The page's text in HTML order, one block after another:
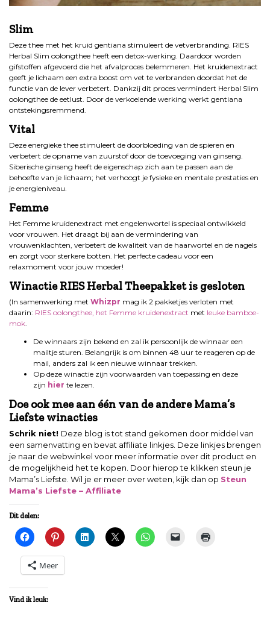
Slim
Deze thee met het kruid gentiana stimuleert de vetverbranding. RIES
Herbal Slim oolongthee heeft een detox-werking. Daardoor worden
gifstoffen afgevoerd die het afvalproces belemmeren. Het kruidenextract
geeft je lichaam een extra boost om vet te verbranden doordat het de
functie van de lever verbetert. Dankzij dit proces vermindert Herbal Slim
oolongthee de eetlust. Door de verkoelende werking werkt gentiana
ontstekingsremmend.
Vital
Deze energieke thee stimuleert de doorbloeding van de spieren en
verbetert de opname van zuurstof door de toevoeging van ginseng.
Siberische ginseng heeft de eigenschap zich aan te passen aan de
behoefte van je lichaam; het verhoogt je fysieke en mentale prestaties en
je energieniveau.
Femme
Het Femme kruidenextract met engelenwortel is speciaal ontwikkeld
voor vrouwen. Het draagt bij aan de vermindering van
vrouwenklachten, verbetert de kwaliteit van de haarwortel en de nagels
en zorgt voor sterkere botten. Het perfecte cadeau voor een
relaxmoment voor jouw moeder!
Winactie RIES Herbal Theepakket is gesloten
(In samenwerking met Whizpr mag ik 2 pakketjes verloten met
daarin: RIES oolongthee, het Femme kruidenextract met leuke bamboe-
mok.
De winnaars zijn bekend en zal ik persoonlijk de winnaar een
mailtje sturen. Belangrijk is om binnen 48 uur te reageren op de
mail, anders zal ik een nieuwe winnaar trekken.
Op deze winactie zijn voorwaarden van toepassing en deze
zijn hier te lezen.
Doe ook mee aan één van de andere Mama’s
Liefste winacties
Schrik niet! Deze blog is tot stand gekomen door middel van
een samenvatting en bevat affiliate linkjes. Deze linkjes brengen
je naar de webwinkel voor meer informatie over dit product en
de mogelijkheid het te kopen. Door hierop te klikken steun je
Mama’s Liefste. Wil je er meer over weten, kijk dan op Steun
Mama’s Liefste – Affiliate
Dit delen:
Meer
Vind ik leuk: